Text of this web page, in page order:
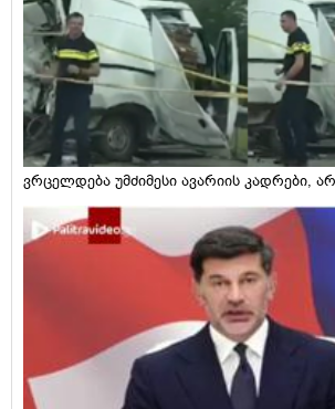
ვრცელდება უმძიმესი ავარიის კადრები,